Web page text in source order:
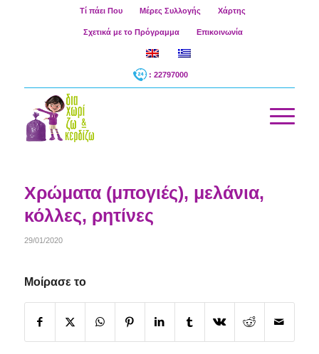
Τί πάει Που Μέρες Συλλογής Χάρτης
Σχετικά με το Πρόγραμμα Επικοινωνία
: 22797000
Χρώματα (μπογιές), μελάνια,
κόλλες, ρητίνες
29/01/2020
Μοίρασε το